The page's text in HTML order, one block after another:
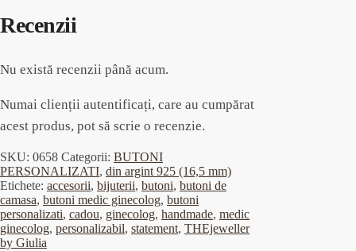
Recenzii
Nu există recenzii până acum.
Numai clienții autentificați, care au cumpărat
acest produs, pot să scrie o recenzie.
SKU: 0658 Categorii: BUTONI
PERSONALIZATI, din argint 925 (16,5 mm)
Etichete: accesorii, bijuterii, butoni, butoni de
camasa, butoni medic ginecolog, butoni
personalizati, cadou, ginecolog, handmade, medic
ginecolog, personalizabil, statement, THEjeweller
by Giulia